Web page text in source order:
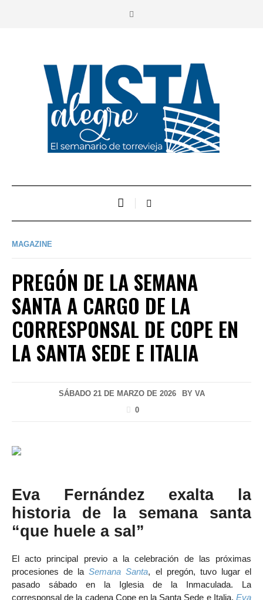
MAGAZINE
PREGÓN DE LA SEMANA
SANTA A CARGO DE LA
CORRESPONSAL DE COPE EN
LA SANTA SEDE E ITALIA
SÁBADO 21 DE MARZO DE 2026 BY VA
0
Eva Fernández exalta la
historia de la semana santa
“que huele a sal”
El acto principal previo a la celebración de las próximas
procesiones de laSemana Santa, el pregón, tuvo lugar el
pasado sábado en la Iglesia de la Inmaculada. La
corresponsal de la cadena Cope en la Santa Sede e Italia,Eva